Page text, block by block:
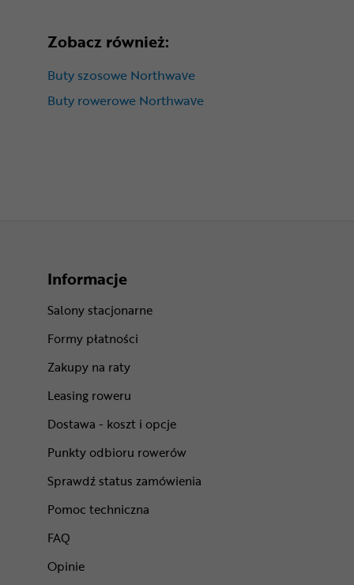
Zobacz również:
Buty szosowe Northwave
Buty rowerowe Northwave
Informacje
Salony stacjonarne
Formy płatności
Zakupy na raty
Leasing roweru
Dostawa - koszt i opcje
Punkty odbioru rowerów
Sprawdź status zamówienia
Pomoc techniczna
FAQ
Opinie